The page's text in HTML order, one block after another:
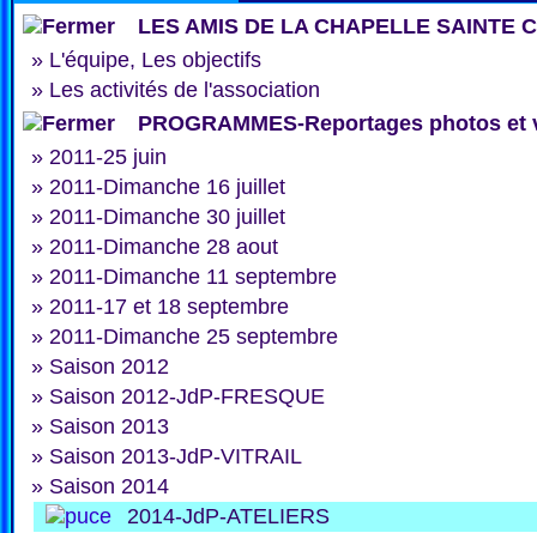
LES AMIS DE LA CHAPELLE SAINTE
» L'équipe, Les objectifs
» Les activités de l'association
PROGRAMMES-Reportages photos et
» 2011-25 juin
» 2011-Dimanche 16 juillet
» 2011-Dimanche 30 juillet
» 2011-Dimanche 28 aout
» 2011-Dimanche 11 septembre
» 2011-17 et 18 septembre
» 2011-Dimanche 25 septembre
» Saison 2012
» Saison 2012-JdP-FRESQUE
» Saison 2013
» Saison 2013-JdP-VITRAIL
» Saison 2014
2014-JdP-ATELIERS